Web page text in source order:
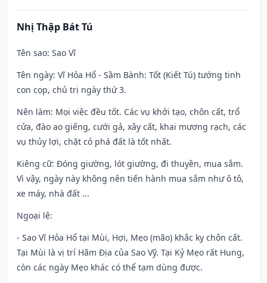
Nhị Thập Bát Tú
Tên sao: Sao Vĩ
Tên ngày: Vĩ Hỏa Hổ - Sầm Bành: Tốt (Kiết Tú) tướng tinh
con cọp, chủ trị ngày thứ 3.
Nên làm: Mọi việc đều tốt. Các vụ khởi tạo, chôn cất, trổ
cửa, đào ao giếng, cưới gả, xây cất, khai mương rạch, các
vụ thủy lợi, chặt cỏ phá đất là tốt nhất.
Kiêng cữ: Đóng giường, lót giường, đi thuyền, mua sắm.
Vì vậy, ngày này không nên tiến hành mua sắm như ô tô,
xe máy, nhà đất ...
Ngoại lệ:
- Sao Vĩ Hỏa Hổ tại Mùi, Hợi, Mẹo (mão) khắc kỵ chôn cất.
Tại Mùi là vị trí Hãm Địa của Sao Vỹ. Tại Kỷ Mẹo rất Hung,
còn các ngày Mẹo khác có thể tạm dùng được.